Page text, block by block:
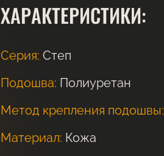
ХАРАКТЕРИСТИКИ:
Серия: Степ
Подошва: Полиуретан
Метод крепления подошвы:
Материал: Кожа